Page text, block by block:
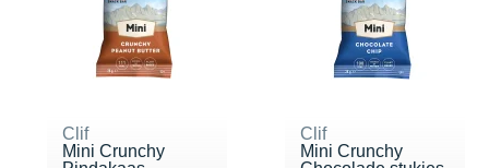
Clif
Mini Crunchy
Clif
Mini Crunchy